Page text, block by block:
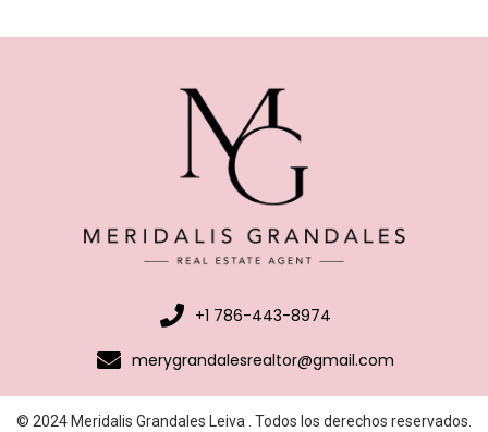
+1 786-443-8974
merygrandalesrealtor@gmail.com
© 2024 Meridalis Grandales Leiva . Todos los derechos reservados.